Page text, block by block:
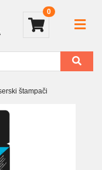
0
štampači